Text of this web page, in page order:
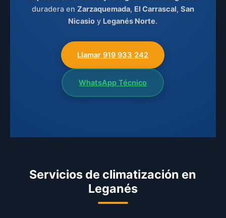
duradera en Zarzaquemada, El Carrascal, San
Nicasio y Leganés Norte.
Llamar 919 933 242
WhatsApp Técnico
Servicios de climatización en
Leganés